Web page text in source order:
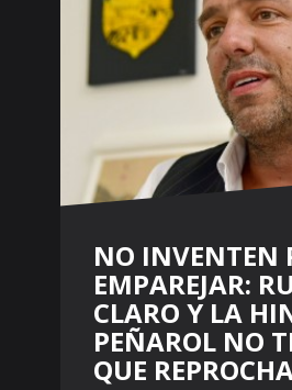
NO INVENTEN
EMPAREJAR:
CLARO Y LA
PEÑAROL NO
QUE